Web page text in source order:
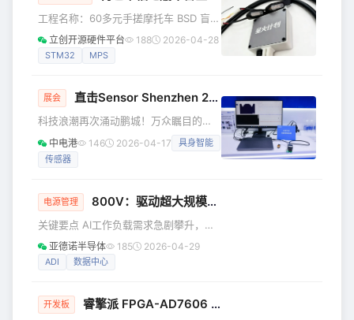
人开发者面临的真正问题，并非哪款计
算模块能提供最高的峰值吞吐能力，而
是如何更快速地将一堆具有潜力的芯
的机器人。 从微控制器
工程名称：60多元手搓摩托车 BSD 盲区
监测！ 工程作者：zaodianshane 前言
我希望做一个雷达。 在骑行的时候，只
案！ 但在分享之前，俺想先说明一下 *
是做建筑工程管理这块工作的。可以说
是一个完全零基础的小白。*我都是近1
个月利用晚上下班时间看视频学习画板
立创开源硬件平台 188 2026-04-28
STM32 MPS
展会 直击Sensor Shenzhen 2026！ ADI前沿传感技术与
科技浪潮再次涌动鹏城！万众瞩目的
Sensor Shenzhen 2026盛大开幕，全
球传感器产业链的知名企业齐聚于此，
能感知与系统级控制方案重磅亮相，从
机器人的精密运动到新能源的安全监
控，为各领域的数智化跃升注入强劲动
能。 ADI展位号7B355 具身智能与精密
运动控制 伴随通用机器人与高精密工业
中电港 146 2026-04-17
具身智能
传感器
电源管理 800V：驱动超大规模数据中心的未来
关键要点 AI工作负载需求急剧攀升，单
机柜功耗从120kW跃升至600kW-
1MW，向800V架构转型势在必行，以此
控的安全特性以及对现有基础设施的兼
亚德诺半导体 185 2026-04-29
ADI 数据中心
开发板 睿擎派 FPGA-AD7606 扩展板 · 新品上架——工业级多通道数据采集，即插即用